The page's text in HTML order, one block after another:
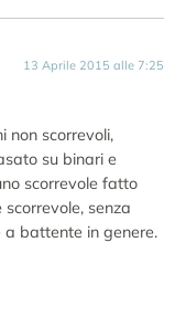
13 Aprile 2015 alle 7:25
non scorrevoli,
su binari e
scorrevole fatto
senza
a battente in genere.